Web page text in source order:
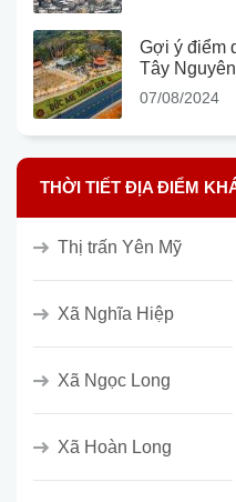
Gợi ý điểm
Tây
07/08/2024
THỜI TIẾT ĐỊA ĐIỂM
Thị trấn Yên Mỹ
Xã Nghĩa Hiệp
Xã Ngọc Long
Xã Hoàn Long